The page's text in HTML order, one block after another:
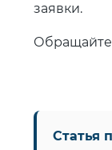
заявки.
Статья